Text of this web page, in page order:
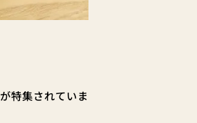
が特集されていま